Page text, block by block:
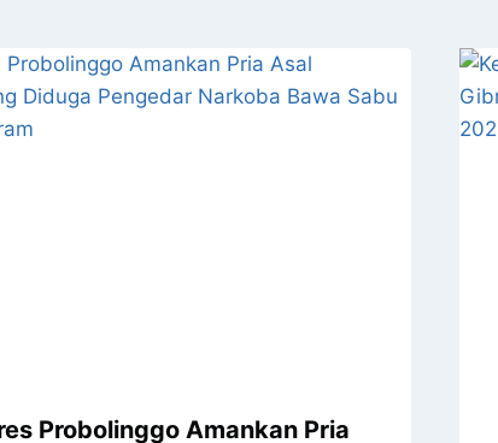
Probolinggo Amankan Pria